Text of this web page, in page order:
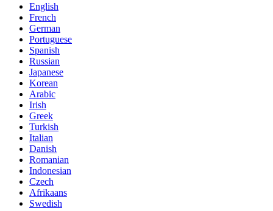
English
French
German
Portuguese
Spanish
Russian
Japanese
Korean
Arabic
Irish
Greek
Turkish
Italian
Danish
Romanian
Indonesian
Czech
Afrikaans
Swedish